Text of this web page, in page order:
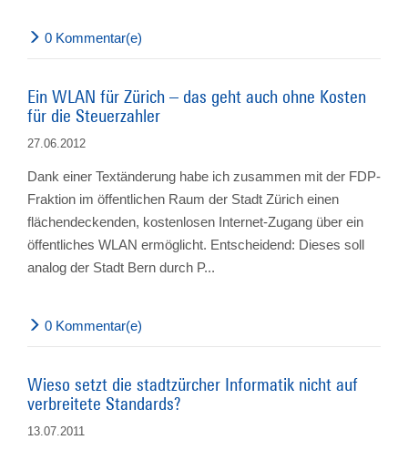
0 Kommentar(e)
Ein WLAN für Zürich – das geht auch ohne Kosten
für die Steuerzahler
27.06.2012
Dank einer Textänderung habe ich zusammen mit der FDP-
Fraktion im öffentlichen Raum der Stadt Zürich einen
flächendeckenden, kostenlosen Internet-Zugang über ein
öffentliches WLAN ermöglicht. Entscheidend: Dieses soll
analog der Stadt Bern durch P...
0 Kommentar(e)
Wieso setzt die stadtzürcher Informatik nicht auf
verbreitete Standards?
13.07.2011